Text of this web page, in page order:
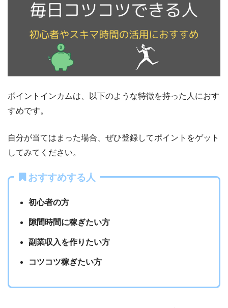
ポイントインカムは、以下のような特徴を持った人におす
すめです。
自分が当てはまった場合、ぜひ登録してポイントをゲット
してみてください。
おすすめする人
初心者の方
隙間時間に稼ぎたい方
副業収入を作りたい方
コツコツ稼ぎたい方